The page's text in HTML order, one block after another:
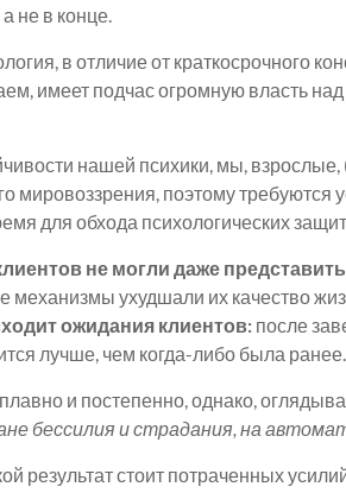
не в конце.
в отличие от краткосрочного
имеет подчас огромную власть
нашей психики, мы,
мировоззрения, поэтому требуются
для обхода психологических
не могли даже представить
механизмы ухудшали их качество
ожидания клиентов: после
лучше, чем когда-либо была ранее.
и постепенно, однако,
бессилия и страдания, на
результат стоит потраченных